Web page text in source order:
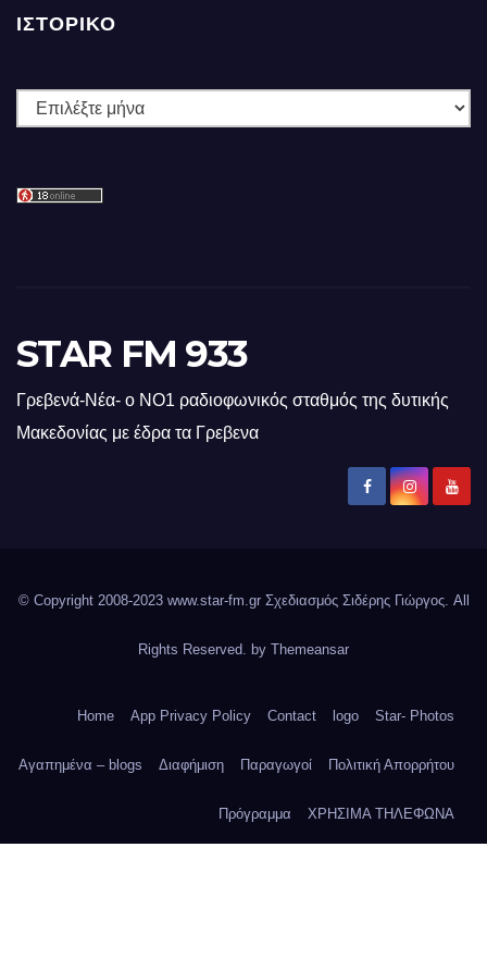
ΙΣΤΟΡΙΚΌ
Ιστορικό
STAR FM 933
Γρεβενά-Νέα- ο ΝΟ1 ραδιοφωνικός σταθμός της δυτικής
Μακεδονίας με έδρα τα Γρεβενα
© Copyright 2008-2023 www.star-fm.gr Σχεδιασμός Σιδέρης Γιώργος. All
Rights Reserved. by Themeansar
Home App Privacy Policy Contact logo Star- Photos
Αγαπημένα – blogs Διαφήμιση Παραγωγοί Πολιτική Απορρήτου
Πρόγραμμα ΧΡΗΣΙΜΑ ΤΗΛΕΦΩΝΑ